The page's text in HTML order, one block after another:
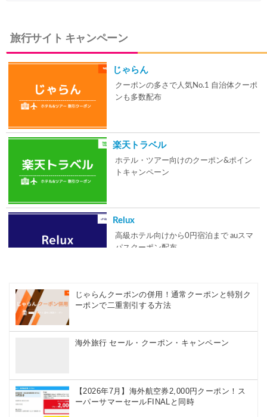
旅行サイト キャンペーン
じゃらん
クーポンの多さで人気No.1 自治体クーポ
ンも多数配布
楽天トラベル
ホテル・ツアー向けのクーポン&ポイン
トキャンペーン
Relux
高級ホテル向けから0円宿泊まで auスマ
パスクーポン配布
Expedia
ホテル10%やダイナミックパッケージの
都市別の5~10%OFFクーポンや10%以上
お得になる裏技
じゃらんクーポンの併用！通常クーポンと特別ク
ーポンで二重割引する方法
海外旅行 セール・クーポン・キャンペーン
【2026年7月】海外航空券2,000円クーポン！ス
ーパーサマーセールFINALと同時